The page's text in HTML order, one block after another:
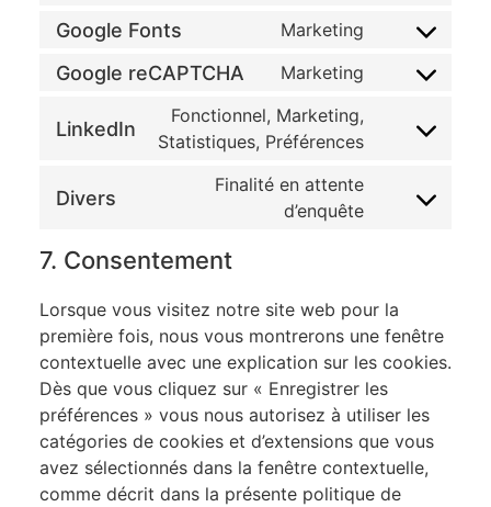
Google Fonts Marketing
Google reCAPTCHA Marketing
LinkedIn
Fonctionnel, Marketing,
Statistiques, Préférences
Divers
Finalité en attente
d’enquête
7. Consentement
Lorsque vous visitez notre site web pour la
première fois, nous vous montrerons une fenêtre
contextuelle avec une explication sur les cookies.
Dès que vous cliquez sur « Enregistrer les
préférences » vous nous autorisez à utiliser les
catégories de cookies et d’extensions que vous
avez sélectionnés dans la fenêtre contextuelle,
comme décrit dans la présente politique de